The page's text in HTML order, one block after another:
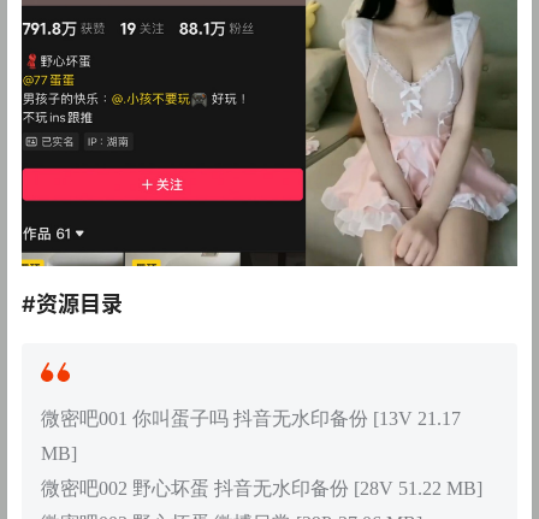
#资源目录
微密吧001 你叫蛋子吗 抖音无水印备份 [13V 21.17
MB]
微密吧002 野心坏蛋 抖音无水印备份 [28V 51.22 MB]